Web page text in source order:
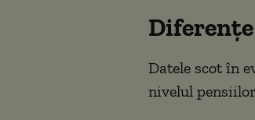
Datele scot în
nivelul